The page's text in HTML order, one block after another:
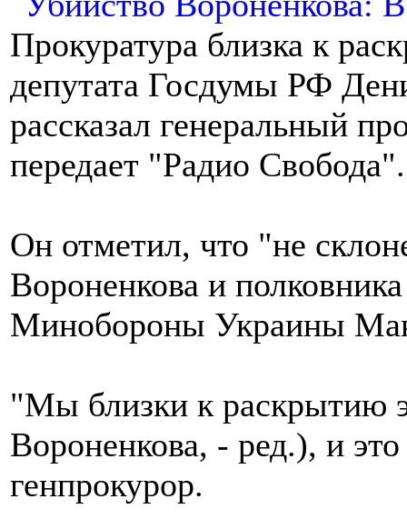
Прокуратура близка к
депутата Госдумы РФ
рассказал генеральный
передает "Радио Свобода".
Он отметил, что "не
Вороненкова и
Минобороны Украины
"Мы близки к раскрытию
Вороненкова, - ред.), и
генпрокурор.